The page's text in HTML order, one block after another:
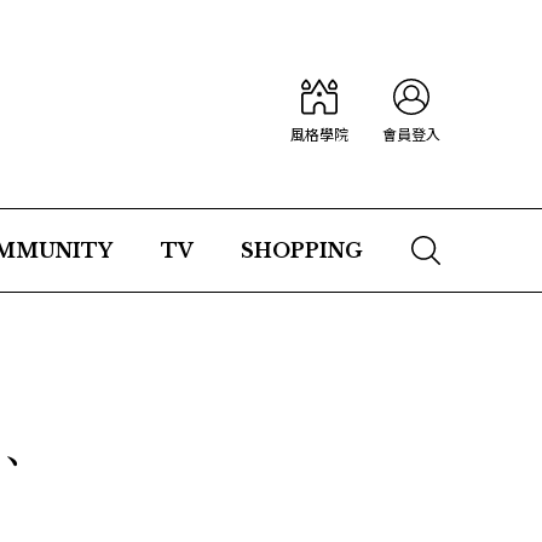
風格學院 會員登入
TV SHOPPING